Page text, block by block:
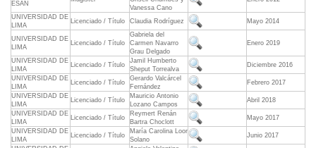
ESAN
Vanessa Cano
UNIVERSIDAD DE
LIMA
Licenciado / Título Claudia Rodríguez Mayo 2014
UNIVERSIDAD DE
LIMA
Licenciado / Título
Gabriela del
Carmen Navarro
Grau Delgado
Enero 2019
UNIVERSIDAD DE
LIMA
Licenciado / Título
Jamil Humberto
Sheput Torrealva
Diciembre 2016
UNIVERSIDAD DE
LIMA
Licenciado / Título
Gerardo Valcárcel
Fernández
Febrero 2017
UNIVERSIDAD DE
LIMA
Licenciado / Título
Mauricio Antonio
Lozano Campos
Abril 2018
UNIVERSIDAD DE
LIMA
Licenciado / Título
Reymert Renán
Bartra Choclott
Mayo 2017
UNIVERSIDAD DE
LIMA
Licenciado / Título
María Carolina Loor
Solano
Junio 2017